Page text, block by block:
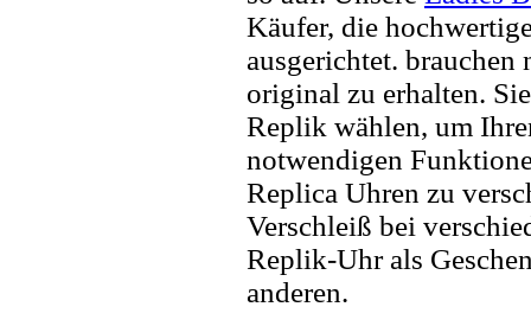
Käufer, die
ausgerichtet. brauchen
original zu erhalten.
Replik wählen, um
notwendigen
Replica Uhren zu
Verschleiß bei
Replik-Uhr als
anderen.